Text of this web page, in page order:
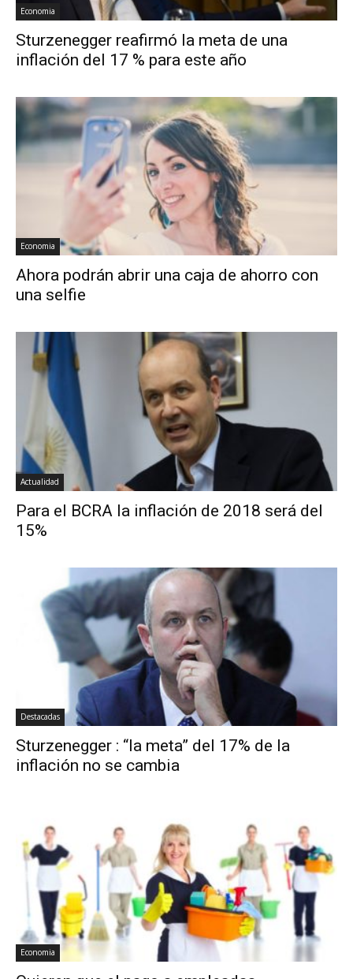
Economia
Sturzenegger reafirmó la meta de una
inflación del 17 % para este año
Economia
Ahora podrán abrir una caja de ahorro con
una selfie
Actualidad
Para el BCRA la inflación de 2018 será del
15%
Destacadas
Sturzenegger : “la meta” del 17% de la
inflación no se cambia
Economia